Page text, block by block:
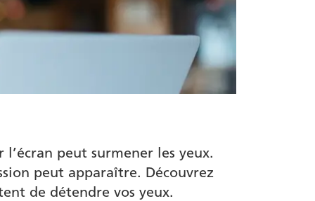
peut surmener les yeux.
peut apparaître. Découvrez
de détendre vos yeux.